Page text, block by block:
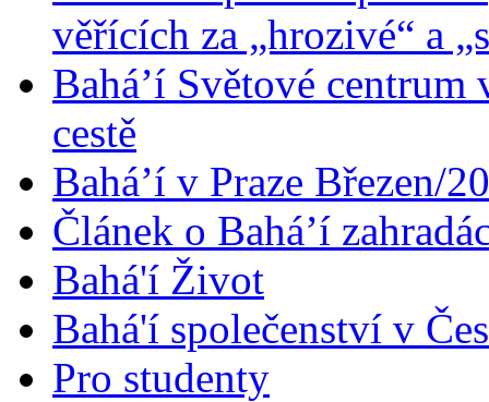
věřících za „hrozivé“ a
Bahá’í Světové
cestě
Bahá’í v Praze Březen/
Článek o Bahá’í
Bahá'í Život
Bahá'í společenství v
Pro studenty